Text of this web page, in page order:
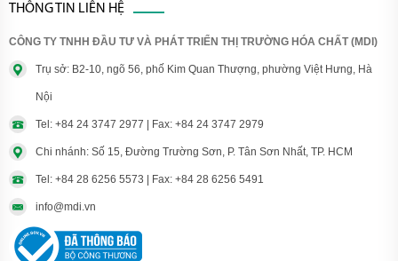
THÔNG TIN LIÊN HỆ
CÔNG TY TNHH ĐẦU TƯ VÀ PHÁT TRIỂN THỊ TRƯỜNG HÓA CHẤT (MDI)
Trụ sở: B2-10, ngõ 56, phố Kim Quan Thượng, phường Việt Hưng, Hà
Nội
Tel: +84 24 3747 2977 | Fax: +84 24 3747 2979
Chi nhánh: Số 15, Đường Trường Sơn, P. Tân Sơn Nhất, TP. HCM
Tel: +84 28 6256 5573 | Fax: +84 28 6256 5491
info@mdi.vn